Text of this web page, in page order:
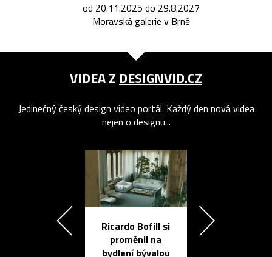
od 20.11.2025 do 29.8.2027
Moravská galerie v Brně
VIDEA Z DESIGNVID.CZ
Jedinečný český design video portál. Každý den nová videa
nejen o designu...
Ricardo Bofill si
proměnil na
bydlení bývalou